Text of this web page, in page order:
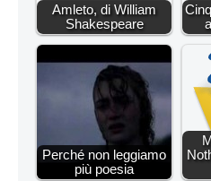
Amleto, di William
Shakespeare
Perché non leggiamo
più poesia